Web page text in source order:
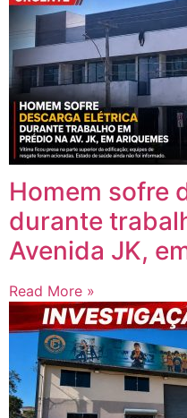
Homem sofre
durante
Avenida JK,
Read More »